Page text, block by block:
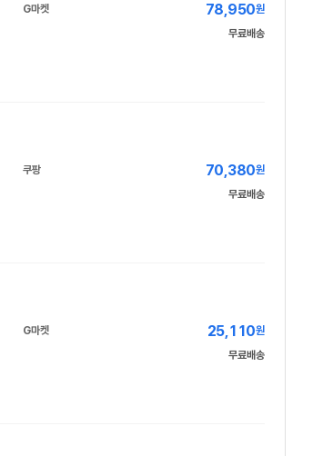
G마켓 78,950원
무료배송
쿠팡 70,380원
무료배송
G마켓 25,110원
무료배송